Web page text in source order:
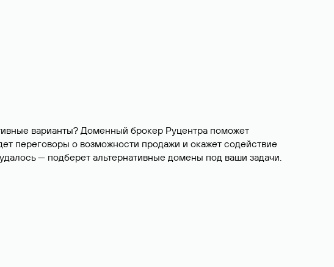
варианты? Доменный брокер Руцентра поможет
переговоры о возможности продажи и окажет содействие
— подберет альтернативные домены под ваши задачи.